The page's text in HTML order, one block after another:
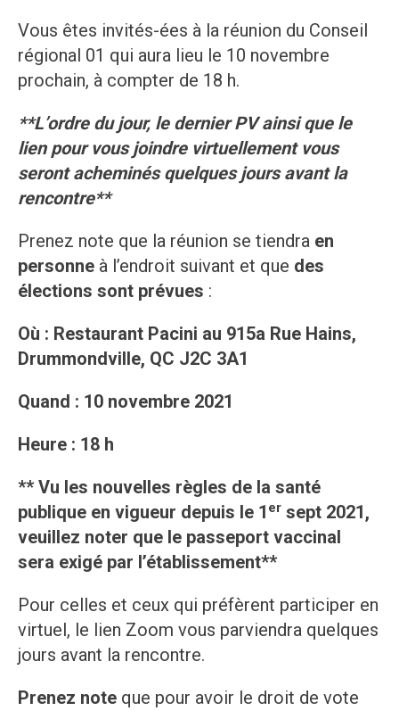
Vous êtes invités-ées à la réunion du Conseil
régional 01 qui aura lieu le 10 novembre
prochain, à compter de 18 h.
**L’ordre du jour, le dernier PV ainsi que le
lien pour vous joindre virtuellement vous
seront acheminés quelques jours avant la
rencontre**
Prenez note que la réunion se tiendra en
personne à l’endroit suivant et que des
élections sont prévues :
Où : Restaurant Pacini au 915a Rue Hains,
Drummondville, QC J2C 3A1
Quand : 10 novembre 2021
Heure : 18 h
** Vu les nouvelles règles de la santé
publique en vigueur depuis le 1 er sept 2021,
veuillez noter que le passeport vaccinal
sera exigé par l’établissement**
Pour celles et ceux qui préfèrent participer en
virtuel, le lien Zoom vous parviendra quelques
jours avant la rencontre.
Prenez note que pour avoir le droit de vote